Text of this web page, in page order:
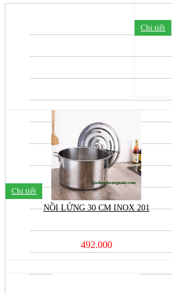
Chi tiết
Chi tiết
NỒI LỬNG 30 CM INOX 201
492.000